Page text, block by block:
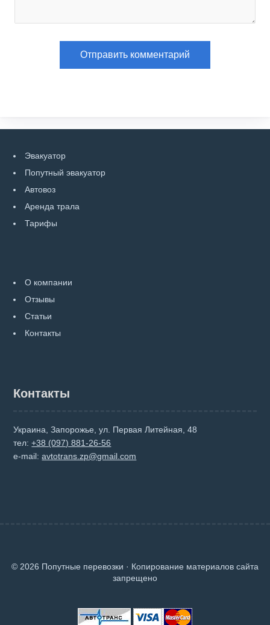
Эвакуатор
Попутный эвакуатор
Автовоз
Аренда трала
Тарифы
О компании
Отзывы
Статьи
Контакты
Контакты
Украина, Запорожье, ул. Первая Литейная, 48
тел:+38 (097) 881-26-56
e-mail:avtotrans.zp@gmail.com
© 2026 Попутные перевозки · Копирование материалов сайта
запрещено